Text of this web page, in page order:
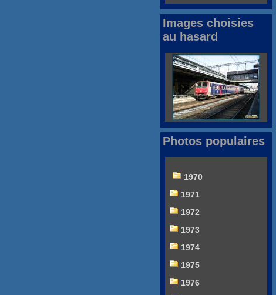
Images choisies
au hasard
Photos populaires
1970
1971
1972
1973
1974
1975
1976